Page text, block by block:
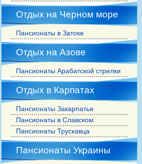
Отдых на Черном море
Пансионаты в Затоке
Отдых на Азове
Пансионаты Арабатской стрелки
Отдых в Карпатах
Пансионаты Закарпатья
Пансионаты в Славском
Пансионаты Трускавца
Пансионаты Украины